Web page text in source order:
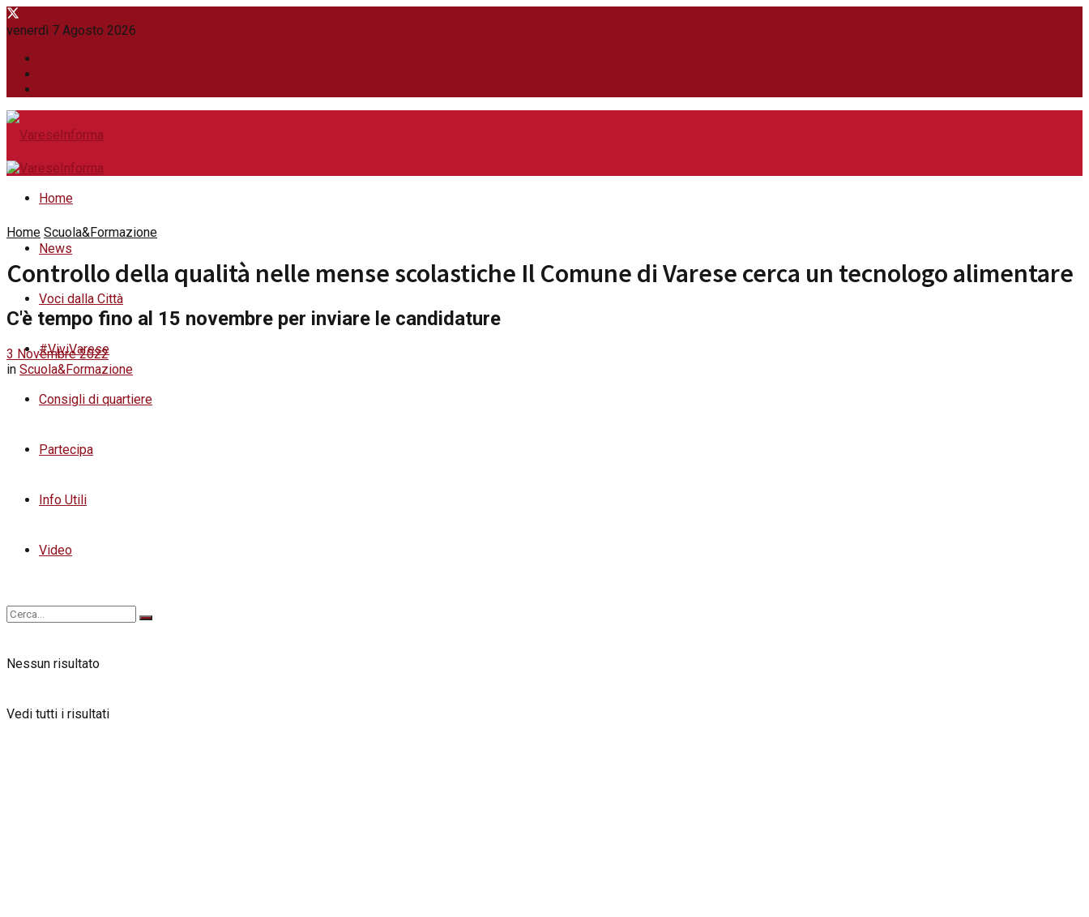
venerdì 7 Agosto 2026
Home
News
Voci dalla Città
#ViviVarese
Consigli di quartiere
Partecipa
Info Utili
Video
Nessun risultato
Vedi tutti i risultati
Home Scuola&Formazione
Controllo della qualità nelle mense scolastiche Il Comune di Varese cerca un tecnologo alimentare
C'è tempo fino al 15 novembre per inviare le candidature
3 Novembre 2022
in Scuola&Formazione